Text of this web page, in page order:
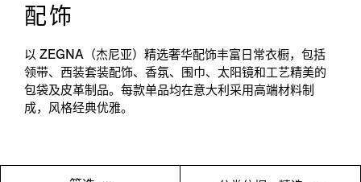
配饰
以 ZEGNA（杰尼亚）精选奢华配饰丰富日常衣橱，包括
领带、西装套装配饰、香氛、围巾、太阳镜和工艺精美的
包袋及皮革制品。每款单品均在意大利采用高端材料制
成，风格经典优雅。